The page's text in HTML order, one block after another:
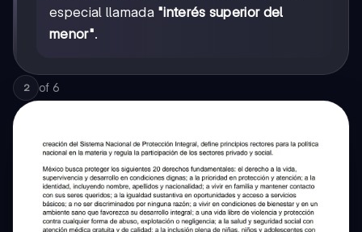
especial llamada "interés superior del
menor".
2 of 6